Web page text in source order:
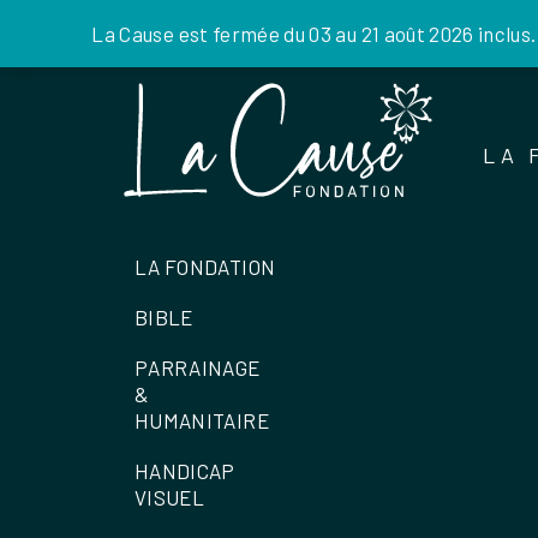
La Cause est fermée du 03 au 21 août 2026
LA
LA FONDATION
BIBLE
PARRAINAGE
&
HUMANITAIRE
HANDICAP
VISUEL